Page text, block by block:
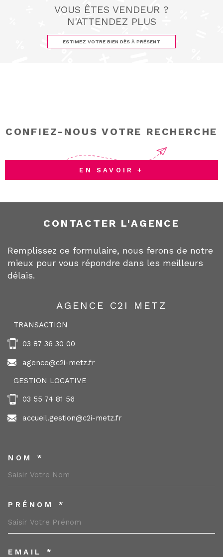
VOUS ÊTES VENDEUR ?
N'ATTENDEZ PLUS
ESTIMEZ VOTRE BIEN DÈS À PRÉSENT
CONFIEZ-NOUS VOTRE RECHERCHE
EN SAVOIR +
CONTACTER L'AGENCE
Remplissez ce formulaire, nous ferons de notre
mieux pour vous répondre dans les meilleurs
délais.
AGENCE C2I METZ
TRANSACTION
03 87 36 30 00
agence@c2i-metz.fr
GESTION LOCATIVE
03 55 74 81 56
accueil.gestion@c2i-metz.fr
TRAD_MELTEM_VOSCOORDONNEES
NOM *
PRÉNOM *
EMAIL *